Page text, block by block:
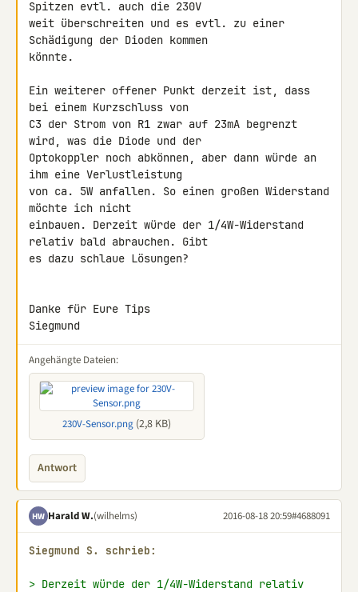
Spitzen evtl. auch die 230V
weit überschreiten und es evtl. zu einer
Schädigung der Dioden kommen
könnte.
Ein weiterer offener Punkt derzeit ist, dass
bei einem Kurzschluss von
C3 der Strom von R1 zwar auf 23mA begrenzt
wird, was die Diode und der
Optokoppler noch abkönnen, aber dann würde an
ihm eine Verlustleistung
von ca. 5W anfallen. So einen großen Widerstand
möchte ich nicht
einbauen. Derzeit würde der 1/4W-Widerstand
relativ bald abrauchen. Gibt
es dazu schlaue Lösungen?
Danke für Eure Tips
Siegmund
Angehängte Dateien:
230V-Sensor.png (2,8 KB)
Antwort
HW Harald W.(wilhelms) 2016-08-18 20:59#4688091
Siegmund S. schrieb:
> Derzeit würde der 1/4W-Widerstand relativ